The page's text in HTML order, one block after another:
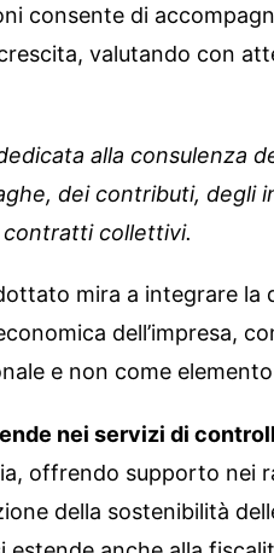
consente di
valutando con
alla consulenza
dei contributi, degli
contratti collettivi.
mira a integrare la
dell’impresa,
e non come
nei servizi di
offrendo supporto nei
della sostenibilità